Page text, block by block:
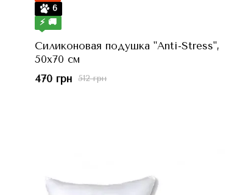
6
⚡ 🚚
Силиконовая подушка "Anti-Stress",
50x70 см
512 грн
470 грн